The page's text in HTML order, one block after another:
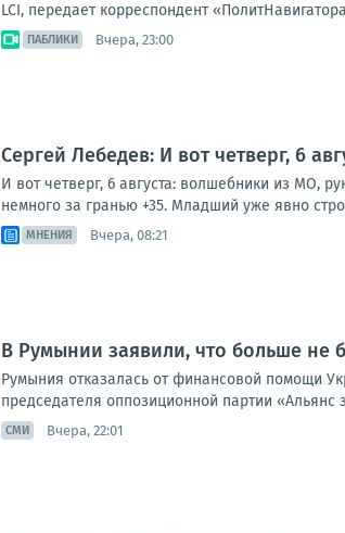
LCI, передает корреспондент
ПАБЛИКИ Вчера, 23:00
Сергей Лебедев: И вот четверг, 6
И вот четверг, 6 августа: волшебники из МО,
немного за гранью +35. Младший уже явно
МНЕНИЯ Вчера, 08:21
В Румынии заявили, что больше не
Румыния отказалась от финансовой помощи
председателя оппозиционной партии «Альянс
СМИ Вчера, 22:01